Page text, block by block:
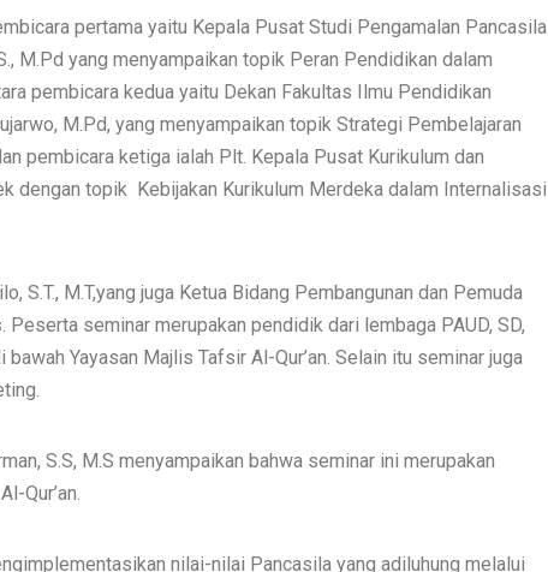
pertama yaitu Kepala Pusat Studi Pengamalan Pancasila
M.Pd yang menyampaikan topik Peran Pendidikan dalam
pembicara kedua yaitu Dekan Fakultas Ilmu Pendidikan
M.Pd, yang menyampaikan topik Strategi Pembelajaran
pembicara ketiga ialah Plt. Kepala Pusat Kurikulum dan
dengan topik Kebijakan Kurikulum Merdeka dalam Internalisasi
S.T., M.T,yang juga Ketua Bidang Pembangunan dan Pemuda
seminar merupakan pendidik dari lembaga PAUD, SD,
Yayasan Majlis Tafsir Al-Qur’an. Selain itu seminar juga
S.S, M.S menyampaikan bahwa seminar ini merupakan
Qur’an.
nilai-nilai Pancasila yang adiluhung melalui